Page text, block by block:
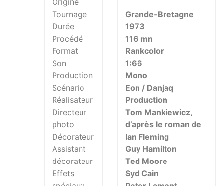
Tournage
Durée
Procédé
Format
Son
Production
Scénario
Réalisateur
Directeur
photo
Décorateur
Assistant
décorateur
Effets
Grande-Bretagne
1973
116 mn
Rankcolor
1:66
Mono
Eon / Danjaq
Production
Tom Mankiewicz,
d’après le roman de
Ian Fleming
Guy Hamilton
Ted Moore
Syd Cain